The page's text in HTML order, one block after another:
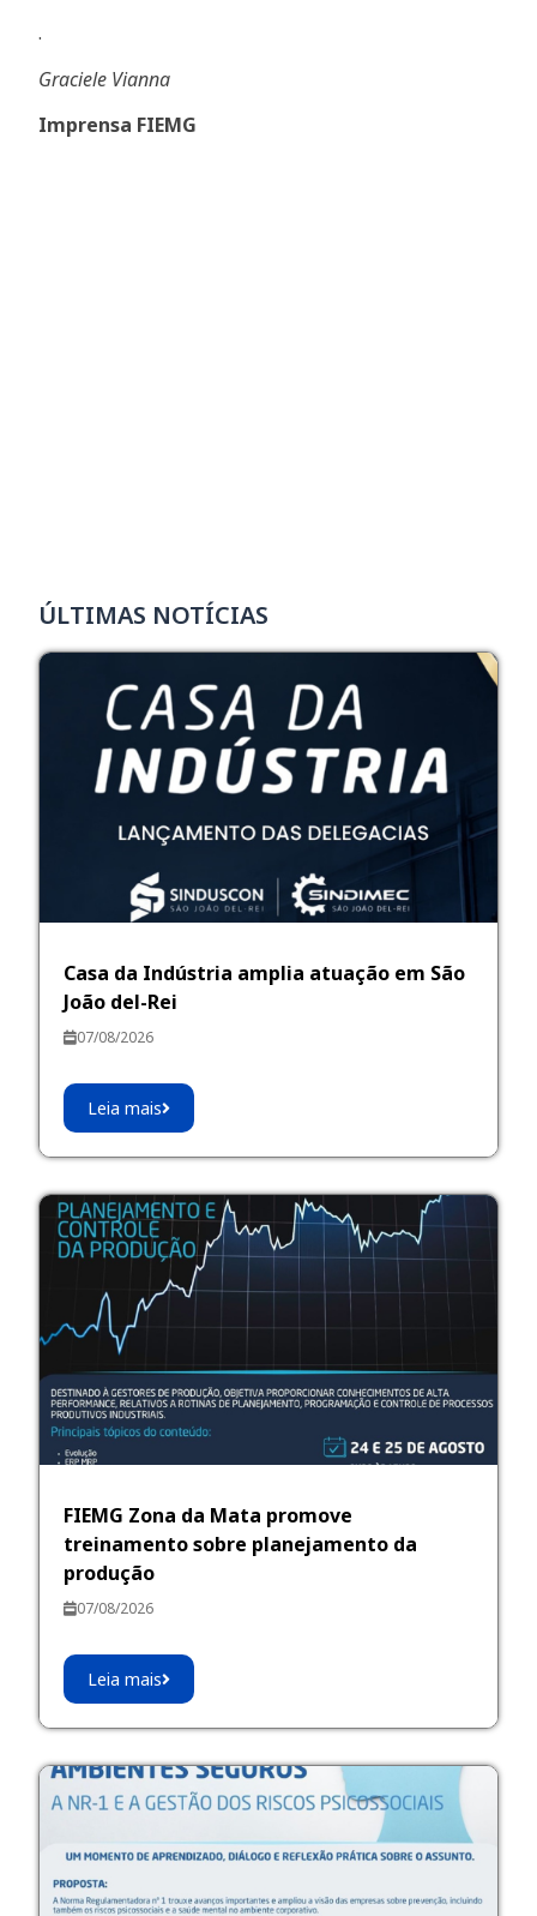
.
Graciele Vianna
Imprensa FIEMG
ÚLTIMAS NOTÍCIAS
Casa da Indústria amplia atuação em São
João del-Rei
07/08/2026
Leia mais
FIEMG Zona da Mata promove
treinamento sobre planejamento da
produção
07/08/2026
Leia mais